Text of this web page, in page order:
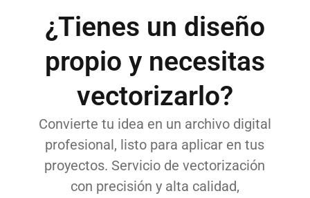
¿Tienes un diseño
propio y necesitas
vectorizarlo?
Convierte tu idea en un archivo digital
profesional, listo para aplicar en tus
proyectos. Servicio de vectorización
con precisión y alta calidad,